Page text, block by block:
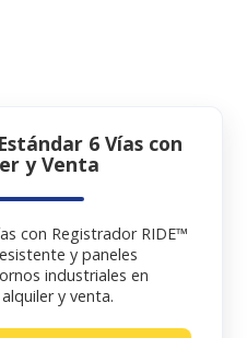
6 Vías con
y Venta
con Registrador RIDE™
y paneles
industriales en
y venta.